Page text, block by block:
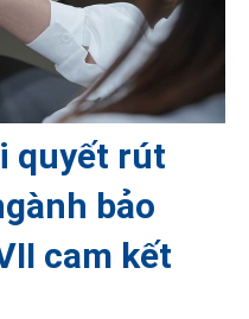
quyết rút
bảo
cam kết